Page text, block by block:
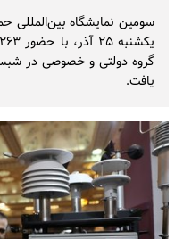
سومین نمایشگاه بین‌المللی
گروه دولتی و خصوصی در
یافت.